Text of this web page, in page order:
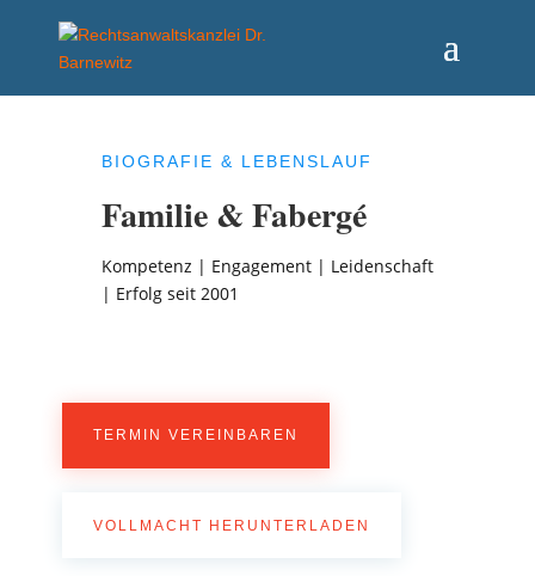
BIOGRAFIE & LEBENSLAUF
Familie & Fabergé
Kompetenz | Engagement | Leidenschaft
| Erfolg seit 2001
TERMIN VEREINBAREN
VOLLMACHT HERUNTERLADEN